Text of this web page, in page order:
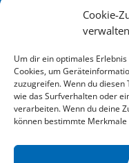
Cookie-
verwalten
Um dir ein optimales
Cookies, um
zuzugreifen. Wenn du
wie das Surfverhalten oder
verarbeiten. Wenn du deine
können bestimmte
zum